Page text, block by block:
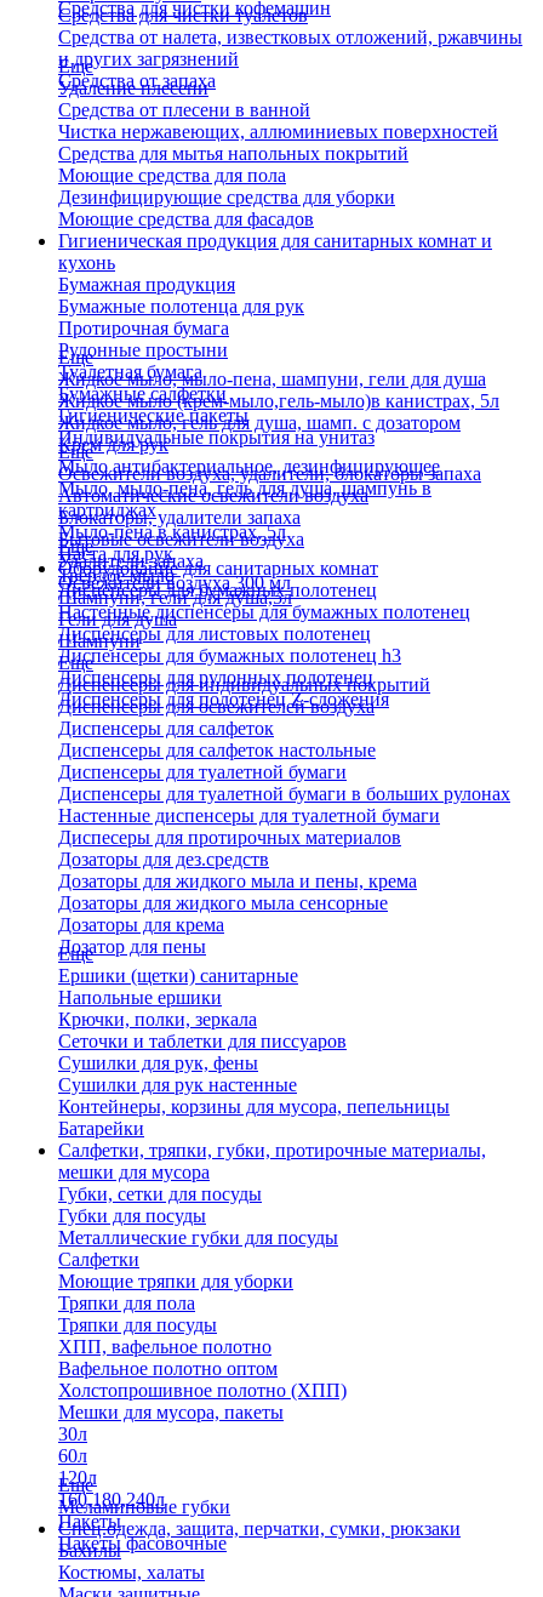
Средства для чистки кофемашин
Средства для чистки туалетов
Средства от налета, известковых отложений, ржавчины
и других загрязнений
Средства от запаха
Еще
Удаление плесени
Средства от плесени в ванной
Чистка нержавеющих, аллюминиевых поверхностей
Средства для мытья напольных покрытий
Моющие средства для пола
Дезинфицирующие средства для уборки
Моющие средства для фасадов
Гигиеническая продукция для санитарных комнат и
кухонь
Бумажная продукция
Бумажные полотенца для рук
Протирочная бумага
Рулонные простыни
Туалетная бумага
Бумажные салфетки
Гигиенические пакеты
Индивидуальные покрытия на унитаз
Еще
Жидкое мыло, мыло-пена, шампуни, гели для душа
Жидкое мыло (крем-мыло,гель-мыло)в канистрах, 5л
Жидкое мыло, гель для душа, шамп. с дозатором
Крем для рук
Мыло антибактериальное, дезинфицирующее
Мыло, мыло-пена, гель для душа, шампунь в
картриджах
Мыло-пена в канистрах, 5л
Паста для рук
Твердое мыло
Шампуни, гели для душа,5л
Гели для душа
Шампуни
Еще
Освежители воздуха, удалители, блокаторы запаха
Автоматические освежители воздуха
Блокаторы, удалители запаха
Бытовые освежители воздуха
Удалители запаха
Освежители воздуха 300 мл
Еще
Оборудование для санитарных комнат
Диспенсеры для бумажных полотенец
Настенные диспенсеры для бумажных полотенец
Диспенсеры для листовых полотенец
Диспенсеры для бумажных полотенец h3
Диспенсеры для рулонных полотенец
Диспенсеры для полотенец Z-сложения
Еще
Диспенсеры для индивидуальных покрытий
Диспенсеры для освежителей воздуха
Диспенсеры для салфеток
Диспенсеры для салфеток настольные
Диспенсеры для туалетной бумаги
Диспенсеры для туалетной бумаги в больших рулонах
Настенные диспенсеры для туалетной бумаги
Диспесеры для протирочных материалов
Дозаторы для дез.средств
Дозаторы для жидкого мыла и пены, крема
Дозаторы для жидкого мыла сенсорные
Дозаторы для крема
Дозатор для пены
Еще
Ершики (щетки) санитарные
Напольные ершики
Крючки, полки, зеркала
Сеточки и таблетки для писсуаров
Сушилки для рук, фены
Сушилки для рук настенные
Контейнеры, корзины для мусора, пепельницы
Батарейки
Салфетки, тряпки, губки, протирочные материалы,
мешки для мусора
Губки, сетки для посуды
Губки для посуды
Металлические губки для посуды
Салфетки
Моющие тряпки для уборки
Тряпки для пола
Тряпки для посуды
ХПП, вафельное полотно
Вафельное полотно оптом
Холстопрошивное полотно (ХПП)
Мешки для мусора, пакеты
30л
60л
120л
160,180,240л
Пакеты
Пакеты фасовочные
Еще
Меламиновые губки
Спец.одежда, защита, перчатки, сумки, рюкзаки
Бахилы
Костюмы, халаты